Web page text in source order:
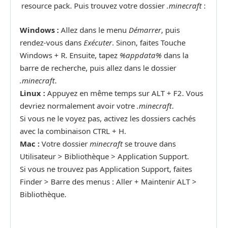
resource pack. Puis trouvez votre dossier .minecraft:
Windows : Allez dans le menu Démarrer, puis
rendez-vous dans Exécuter. Sinon, faites Touche
Windows + R. Ensuite, tapez %appdata% dans la
barre de recherche, puis allez dans le dossier
.minecraft.
Linux : Appuyez en même temps sur ALT + F2. Vous
devriez normalement avoir votre .minecraft.
Si vous ne le voyez pas, activez les dossiers cachés
avec la combinaison CTRL + H.
Mac : Votre dossier minecraftse trouve dans
Utilisateur > Bibliothèque > Application Support.
Si vous ne trouvez pas Application Support, faites
Finder > Barre des menus : Aller + Maintenir ALT >
Bibliothèque.